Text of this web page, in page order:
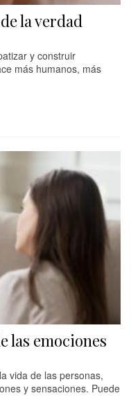
la verdad
y construir
más humanos, más
las emociones
vida de las personas,
y sensaciones. Puede